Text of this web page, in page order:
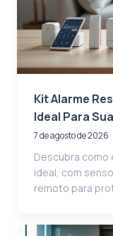
Kit Alarme
Ideal Para
7 de agosto de 2026
Descubra como
ideal, com
remoto para